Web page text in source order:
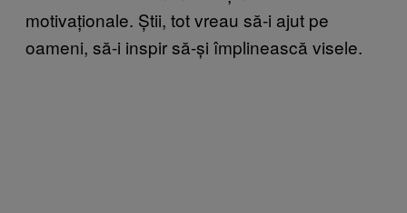
motivaționale. Știi, tot vreau să-i ajut pe
oameni, să-i inspir să-și împlinească visele.